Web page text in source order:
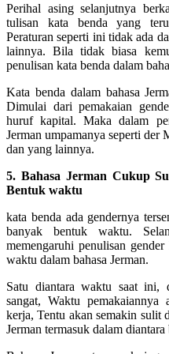
Perihal asing selanjutnya
tulisan kata benda yang
Peraturan seperti ini tidak ada
lainnya. Bila tidak biasa
penulisan kata benda dalam
Kata benda dalam bahasa
Dimulai dari pemakaian
huruf kapital. Maka dalam
Jerman umpamanya seperti der
dan yang lainnya.
5. Bahasa Jerman Cukup
Bentuk waktu
kata benda ada gendernya
banyak bentuk waktu.
memengaruhi penulisan
waktu dalam bahasa Jerman.
Satu diantara waktu saat ini,
sangat, Waktu pemakaiannya
kerja, Tentu akan semakin sulit
Jerman termasuk dalam